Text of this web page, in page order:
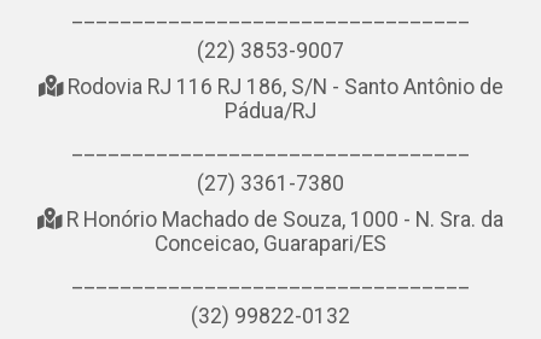
(22) 3853-9007
Rodovia RJ 116 RJ 186, S/N - Santo Antônio de
Pádua/RJ
(27) 3361-7380
R Honório Machado de Souza, 1000 - N. Sra. da
Conceicao, Guarapari/ES
(32) 99822-0132